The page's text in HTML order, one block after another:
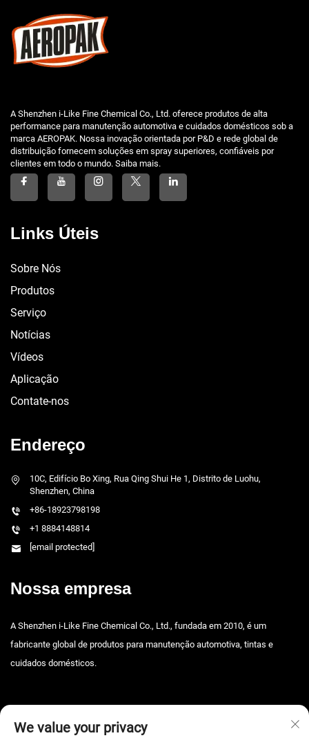
A Shenzhen i-Like Fine Chemical Co., Ltd. oferece produtos de alta
performance para manutenção automotiva e cuidados domésticos sob a
marca AEROPAK. Nossa inovação orientada por P&D e rede global de
distribuição fornecem soluções em spray superiores, confiáveis por
clientes em todo o mundo. Saiba mais.
Links Úteis
Sobre Nós
Produtos
Serviço
Notícias
Vídeos
Aplicação
Contate-nos
Endereço
10C, Edifício Bo Xing, Rua Qing Shui He 1, Distrito de Luohu,
Shenzhen, China
+86-18923798198
+1 8884148814
[email protected]
Nossa empresa
A Shenzhen i-Like Fine Chemical Co., Ltd., fundada em 2010, é um
fabricante global de produtos para manutenção automotiva, tintas e
cuidados domésticos.
We value your privacy